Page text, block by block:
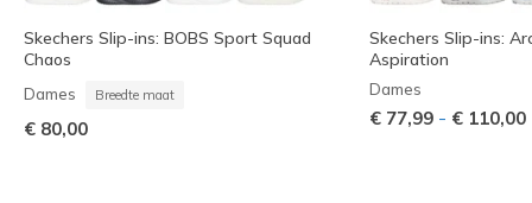
Skechers Slip-ins: BOBS Sport Squad
Chaos
Dames Breedte maat
€ 80,00
Skechers Slip-ins:
Aspiration
Dames
€ 77,99 - € 110,00